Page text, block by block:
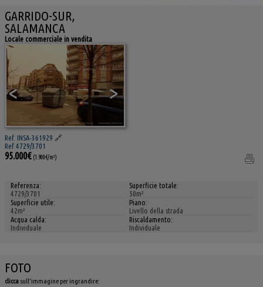
GARRIDO-SUR,
SALAMANCA
Locale commerciale in vendita
< >
Ref. INSA-361929 🔗
Ref 4729/3701
95.000€ (1.900€/m²)
Referenza:
4729/3701
Superficie totale:
50m²
Superficie utile:
42m²
Piano:
Livello della strada
Acqua calda:
Individuale
Riscaldamento:
Individuale
FOTO
clicca sull'immagine per ingrandire: